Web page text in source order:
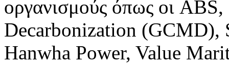
οργανισμούς όπως οι
Decarbonization
Hanwha Power, Value